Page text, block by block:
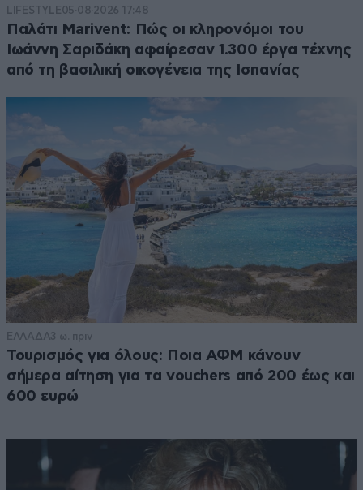
LIFESTYLE05·08·2026 17:48
Παλάτι Marivent: Πώς οι κληρονόμοι του
Ιωάννη Σαριδάκη αφαίρεσαν 1.300 έργα τέχνης
από τη βασιλική οικογένεια της Ισπανίας
ΕΛΛΑΔΑ3 ω. πριν
Τουρισμός για όλους: Ποια ΑΦΜ κάνουν
σήμερα αίτηση για τα vouchers από 200 έως και
600 ευρώ